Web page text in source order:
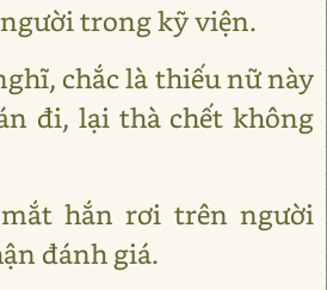
trong kỹ viện.
chắc là thiếu nữ này
đi, lại thà chết không
hắn rơi trên người
đánh giá.